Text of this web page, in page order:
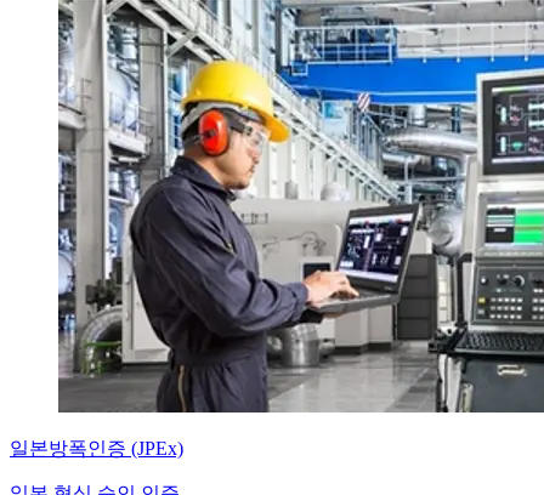
일본방폭인증 (JPEx)